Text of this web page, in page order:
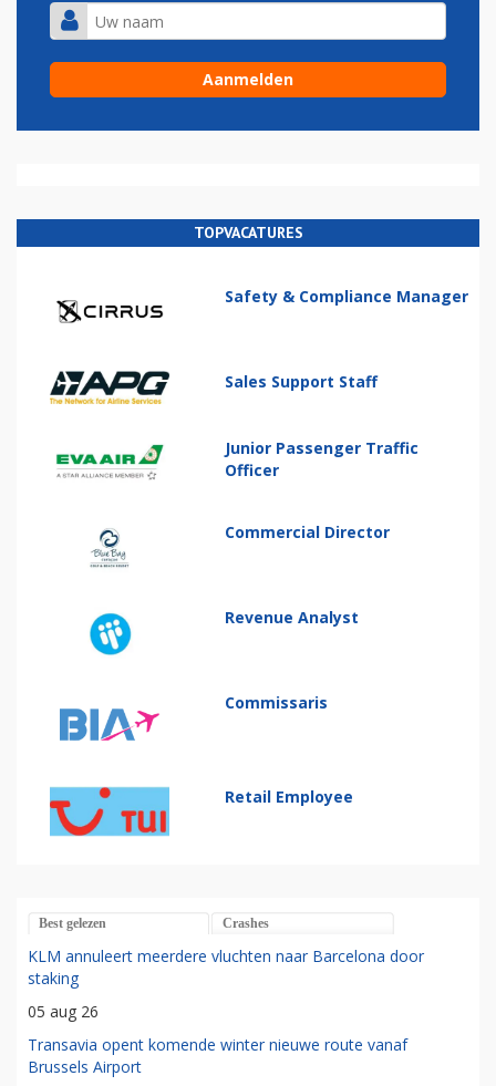
TOPVACATURES
Safety & Compliance Manager
Sales Support Staff
Junior Passenger Traffic
Officer
Commercial Director
Revenue Analyst
Commissaris
Retail Employee
Best gelezen Crashes
KLM annuleert meerdere vluchten naar Barcelona door
staking
05 aug 26
Transavia opent komende winter nieuwe route vanaf
Brussels Airport